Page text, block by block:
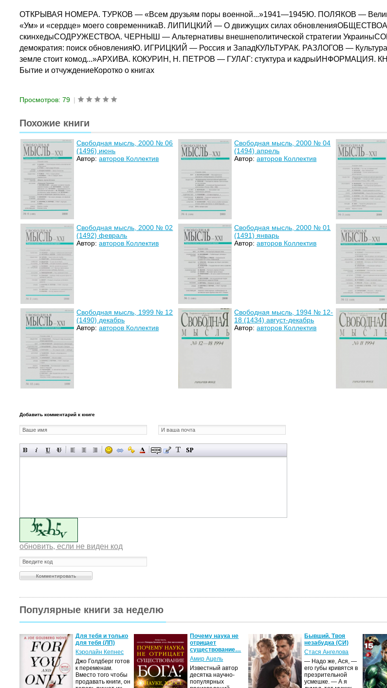
ОТКРЫВАЯ НОМЕРА. ТУРКОВ — «Всем друзьям поры военной...»1941—1945Ю. ПОЛЯКОВ —
«Ум» и «сердце» моего современникаB. ЛИПИЦКИЙ — О движущих силах
скинхедыСОДРУЖЕСТВОА. ЧЕРНЫШ — Альтернативы внешнеполитической стратегии
демократия: поиск обновленияЮ. ИГРИЦКИЙ — Россия и ЗападКУЛЬТУРАК. РАЗЛОГОВ —
земле стоит комод...»АРХИВА. КОКУРИН, Н. ПЕТРОВ — ГУЛАГ: стуктура и кадрыИНФОРМАЦИЯ.
Бытие и отчуждениеКоротко о книгах
Просмотров: 79 |
Похожие книги
Свободная мысль, 2000 № 06
(1496) июнь
Автор:авторов Коллектив
Свободная мысль, 2000 № 04
(1494) апрель
Автор:авторов Коллектив
Свободная мысль, 2000 № 02
(1492) февраль
Автор:авторов Коллектив
Свободная мысль, 2000 № 01
(1491) январь
Автор:авторов Коллектив
Свободная мысль, 1999 № 12
(1490) декабрь
Автор:авторов Коллектив
Свободная мысль, 1994 № 12-
18 (1434) август-декабрь
Автор:авторов Коллектив
Добавить комментарий к книге
обновить, если не виден код
Популярные книги за неделю
Для тебя и только
для тебя (ЛП)
Кэролайн Кепнес
Джо Голдберг готов
к переменам.
Вместо того чтобы
продавать книги, он
Почему наука не
отрицает
существование…
Амир Ацель
Известный автор
десятка научно-
популярных
Бывший. Твоя
незабудка (СИ)
Стася Ангелова
— Надо же, Ася, —
его губы кривятся в
презрительной
усмешке. — А я